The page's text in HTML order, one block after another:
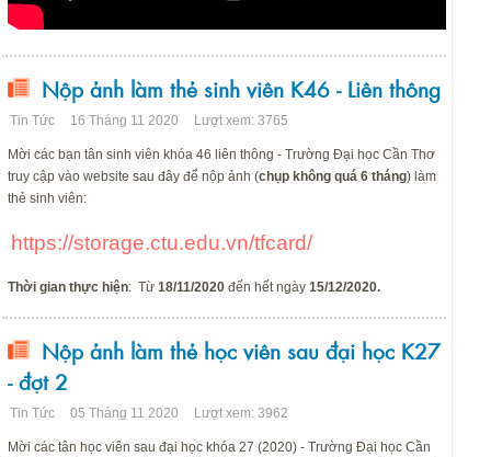
Nộp ảnh làm thẻ sinh viên K46 - Liên thông
Tin Tức 16 Tháng 11 2020 Lượt xem: 3765
Mời các bạn tân sinh viên khóa 46 liên thông - Trường Đại học Cần Thơ
truy cập vào website sau đây để nộp ảnh (chụp không quá 6 tháng) làm
thẻ sinh viên:
https://storage.ctu.edu.vn/tfcard/
Thời gian thực hiện: Từ 18/11/2020 đến hết ngày 15/12/2020.
Nộp ảnh làm thẻ học viên sau đại học K27
- đợt 2
Tin Tức 05 Tháng 11 2020 Lượt xem: 3962
Mời các tân học viên sau đại học khóa 27 (2020) - Trường Đại học Cần